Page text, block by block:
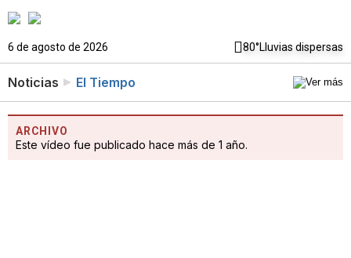
6 de agosto de 2026 80°Lluvias dispersas
Noticias El Tiempo
ARCHIVO
Este vídeo fue publicado hace más de 1 año.